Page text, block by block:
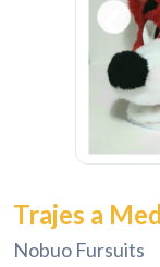
Trajes a
Nobuo Fursuits